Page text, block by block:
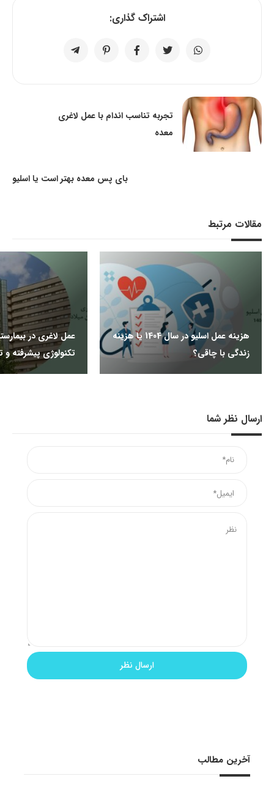
اشتراک گذاری:
تجربه تناسب اندام با عمل لاغری
معده
بای پس معده بهتر است یا اسلیو
مقالات مرتبط
هزینه عمل اسلیو در سال 1404 یا هزینه
زندگی با چاقی؟
عمل لاغری در
تکنولوژی پیشرفته
ارسال نظر شما
آخرین مطالب